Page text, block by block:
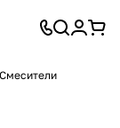
Смесители